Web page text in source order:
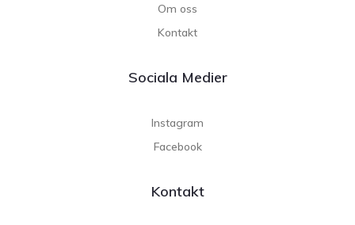
Om oss
Kontakt
Sociala Medier
Instagram
Facebook
Kontakt